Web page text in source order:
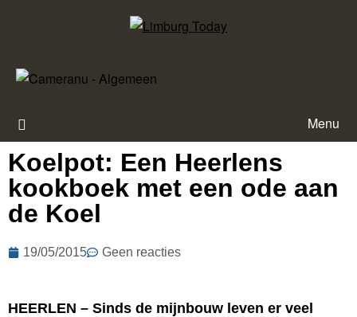
Menu
Koelpot: Een Heerlens
kookboek met een ode aan
de Koel
19/05/2015 Geen reacties
HEERLEN – Sinds de mijnbouw leven er veel